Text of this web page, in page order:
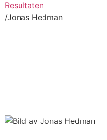
Resultaten
/Jonas Hedman